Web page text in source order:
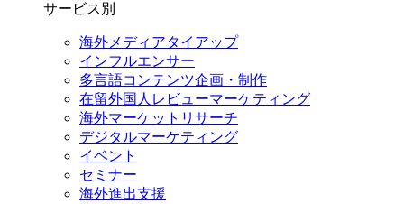
サービス別
海外メディアタイアップ
インフルエンサー
多言語コンテンツ企画・制作
在留外国⼈レビューマーケティング
海外マーケットリサーチ
デジタルマーケティング
イベント
セミナー
海外進出支援